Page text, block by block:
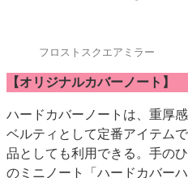
フロストスクエアミラー
【オリジナルカバーノート】
ハードカバーノートは、重厚
ベルティとして定番アイテム
品としても利用できる。手の
のミニノート「ハードカバー